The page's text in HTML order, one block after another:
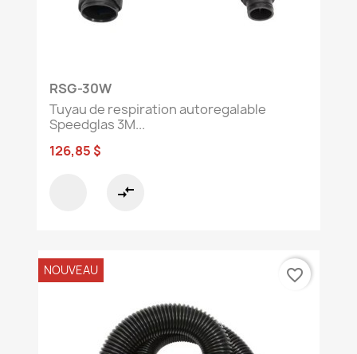
RSG-30W
Tuyau de respiration autoregalable
Speedglas 3M...
126,85 $
compare_arrows
NOUVEAU favorite_border